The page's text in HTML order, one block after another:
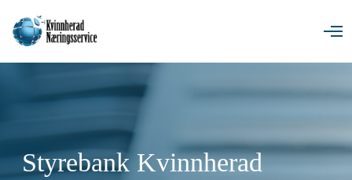
O
e
Styrebank Kvinnherad